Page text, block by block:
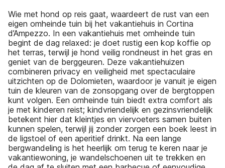
Wie met hond op reis gaat, waardeert de rust van een
eigen omheinde tuin bij het vakantiehuis in Cortina
d’Ampezzo. In een vakantiehuis met omheinde tuin
begint de dag relaxed: je doet rustig een kop koffie op
het terras, terwijl je hond veilig rondneust in het gras en
geniet van de berggeuren. Deze vakantiehuizen
combineren privacy en veiligheid met spectaculaire
uitzichten op de Dolomieten, waardoor je vanuit je eigen
tuin de kleuren van de zonsopgang over de bergtoppen
kunt volgen. Een omheinde tuin biedt extra comfort als
je met kinderen reist; kindvriendelijk en gezinsvriendelijk
betekent hier dat kleintjes en viervoeters samen buiten
kunnen spelen, terwijl jij zonder zorgen een boek leest in
de ligstoel of een aperitief drinkt. Na een lange
bergwandeling is het heerlijk om terug te keren naar je
vakantiewoning, je wandelschoenen uit te trekken en